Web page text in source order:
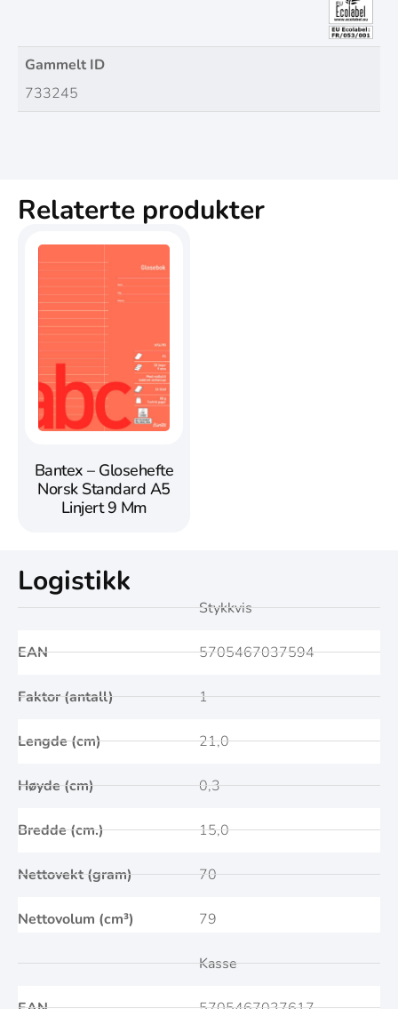
Gammelt ID
733245
Relaterte produkter
Bantex – Glosehefte
Norsk Standard A5
Linjert 9 Mm
Logistikk
EAN
Faktor (antall)
Lengde (cm)
Høyde (cm)
Bredde (cm.)
Nettovekt (gram)
Nettovolum (cm³)
Stykkvis
5705467037594
1
21,0
0,3
15,0
70
79
Kasse